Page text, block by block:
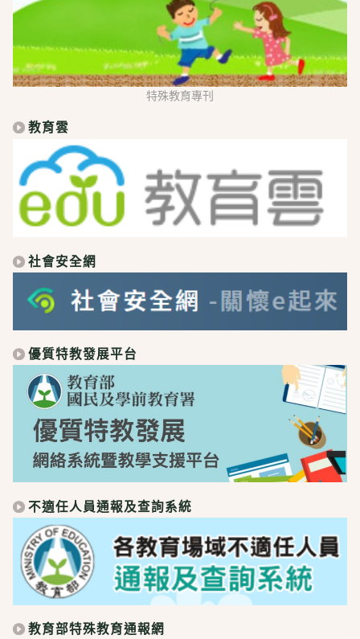
特殊教育專刊
教育雲
社會安全網
優質特教發展平台
不適任人員通報及查詢系統
教育部特殊教育通報網